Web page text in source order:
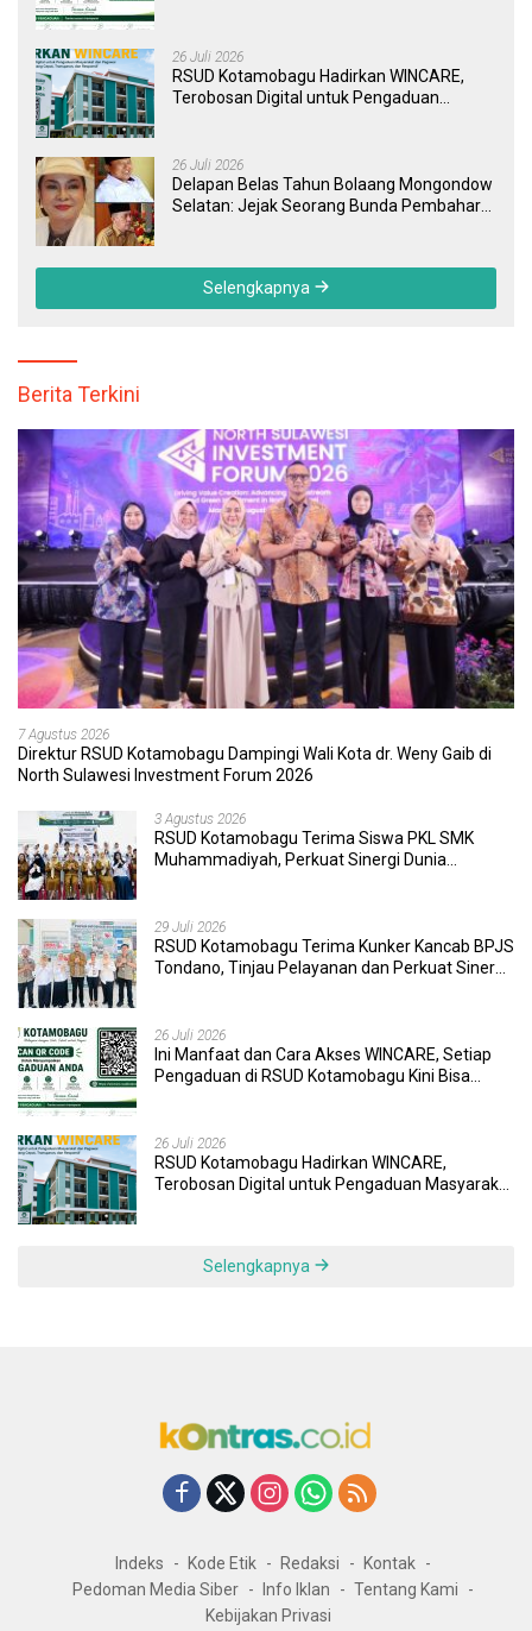
26 Juli 2026
RSUD Kotamobagu Hadirkan WINCARE,
Terobosan Digital untuk Pengaduan
26 Juli 2026
Delapan Belas Tahun Bolaang Mongondow
Selatan: Jejak Seorang Bunda Pembaharu
Selengkapnya
Berita Terkini
7 Agustus 2026
Direktur RSUD Kotamobagu Dampingi Wali Kota dr. Weny Gaib di
North Sulawesi Investment Forum 2026
3 Agustus 2026
RSUD Kotamobagu Terima Siswa PKL SMK
Muhammadiyah, Perkuat Sinergi Dunia
29 Juli 2026
RSUD Kotamobagu Terima Kunker Kancab BPJS
Tondano, Tinjau Pelayanan dan Perkuat Sinergi
26 Juli 2026
Ini Manfaat dan Cara Akses WINCARE, Setiap
Pengaduan di RSUD Kotamobagu Kini Bisa
26 Juli 2026
RSUD Kotamobagu Hadirkan WINCARE,
Terobosan Digital untuk Pengaduan Masyarakat
Selengkapnya
Indeks Kode Etik Redaksi
Kontak
Pedoman Media Siber
Info Iklan
Tentang Kami
Kebijakan Privasi